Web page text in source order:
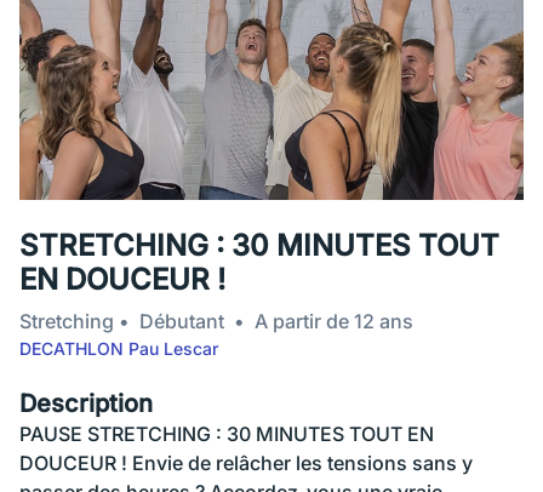
STRETCHING : 30 MINUTES TOUT
EN DOUCEUR !
Stretching Débutant A partir de 12 ans
DECATHLON Pau Lescar
Description
PAUSE STRETCHING : 30 MINUTES TOUT EN
DOUCEUR ! Envie de relâcher les tensions sans y